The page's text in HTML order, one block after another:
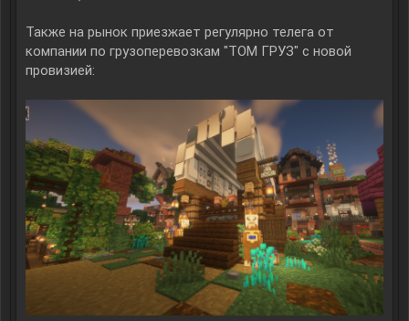
Также на рынок приезжает регулярно телега от
компании по грузоперевозкам "ТОМ ГРУЗ" с новой
провизией: